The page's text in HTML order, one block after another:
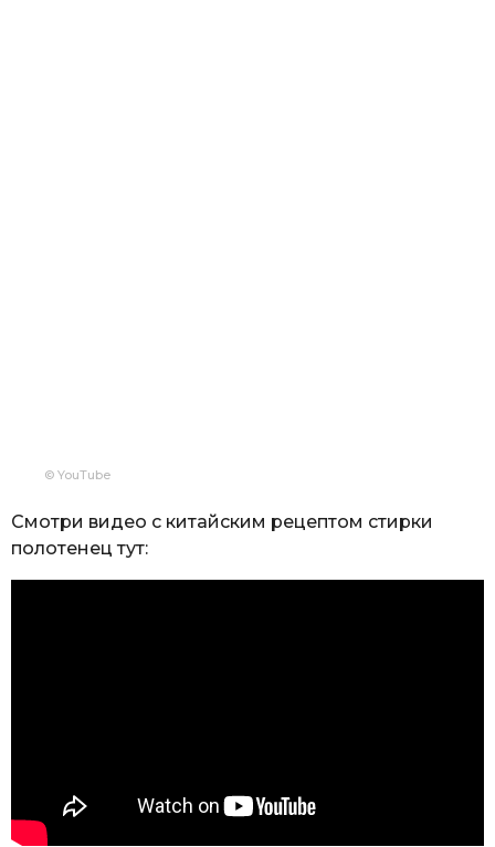
© YouTube
Смотри видео с китайским рецептом стирки
полотенец тут: